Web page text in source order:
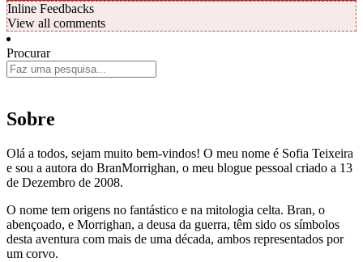
Inline Feedbacks
View all comments
Procurar
Sobre
Olá a todos, sejam muito bem-vindos! O meu nome é Sofia Teixeira
e sou a autora do BranMorrighan, o meu blogue pessoal criado a 13
de Dezembro de 2008.
O nome tem origens no fantástico e na mitologia celta. Bran, o
abençoado, e Morrighan, a deusa da guerra, têm sido os símbolos
desta aventura com mais de uma década, ambos representados por
um corvo.